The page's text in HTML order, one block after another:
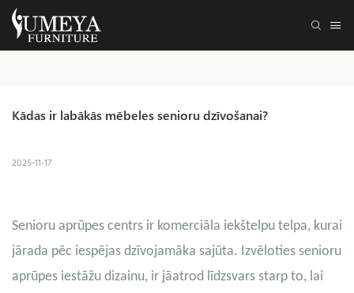
Kādas ir labākās mēbeles senioru dzīvošanai?
2025-11-17
Senioru aprūpes centrs ir komerciāla iekštelpu telpa, kurai
jārada pēc iespējas dzīvojamāka sajūta. Izvēloties senioru
aprūpes iestāžu dizainu, ir jāatrod līdzsvars starp to, lai